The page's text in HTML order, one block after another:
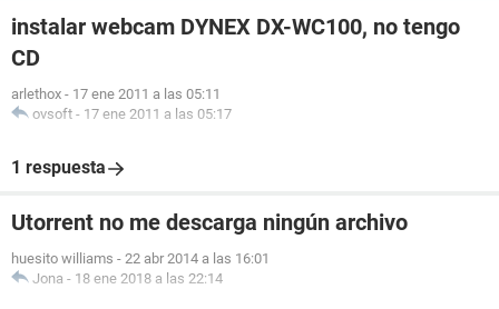
instalar webcam DYNEX DX-WC100, no tengo
CD
arlethox - 17 ene 2011 a las 05:11
ovsoft - 17 ene 2011 a las 05:17
1 respuesta
Utorrent no me descarga ningún archivo
huesito williams - 22 abr 2014 a las 16:01
Jona - 18 ene 2018 a las 22:14